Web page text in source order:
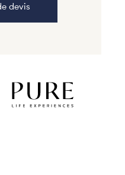
devis